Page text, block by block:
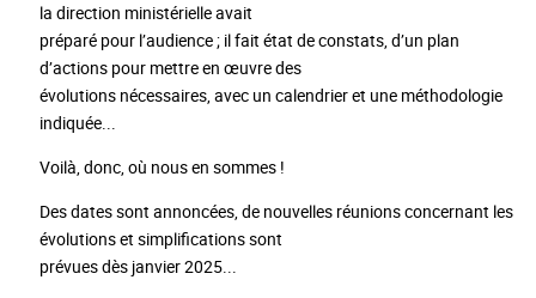
la direction ministérielle avait
préparé pour l’audience ; il fait état de constats, d’un plan
d’actions pour mettre en œuvre des
évolutions nécessaires, avec un calendrier et une méthodologie
indiquée...
Voilà, donc, où nous en sommes !
Des dates sont annoncées, de nouvelles réunions concernant les
évolutions et simplifications sont
prévues dès janvier 2025...